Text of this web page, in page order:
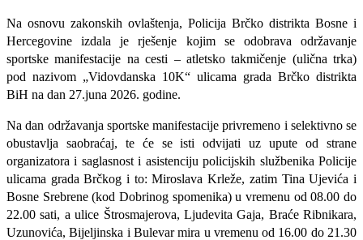
Na osnovu zakonskih ovlaštenja, Policija Brčko distrikta Bosne i
Hercegovine izdala je rješenje kojim se odobrava održavanje
sportske manifestacije na cesti – atletsko takmičenje (ulična trka)
pod nazivom „Vidovdanska 10K“ ulicama grada Brčko distrikta
BiH na dan 27.juna 2026. godine.
Na dan održavanja sportske manifestacije privremeno i selektivno se
obustavlja saobraćaj, te će se isti odvijati uz upute od strane
organizatora i saglasnost i asistenciju policijskih službenika Policije
ulicama grada Brčkog i to: Miroslava Krleže, zatim Tina Ujevića i
Bosne Srebrene (kod Dobrinog spomenika) u vremenu od 08.00 do
22.00 sati, a ulice Štrosmajerova, Ljudevita Gaja, Braće Ribnikara,
Uzunovića, Bijeljinska i Bulevar mira u vremenu od 16.00 do 21.30